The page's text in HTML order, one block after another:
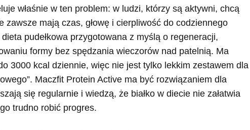
właśnie w ten problem: w ludzi, którzy są aktywni, chcą
zawsze mają czas, głowę i cierpliwość do codziennego
dieta pudełkowa przygotowana z myślą o regeneracji,
formy bez spędzania wieczorów nad patelnią. Ma
3000 kcal dziennie, więc nie jest tylko lekkim zestawem dla
Maczfit Protein Active ma być rozwiązaniem dla
się regularnie i wiedzą, że białko w diecie nie załatwia
trudno robić progres.